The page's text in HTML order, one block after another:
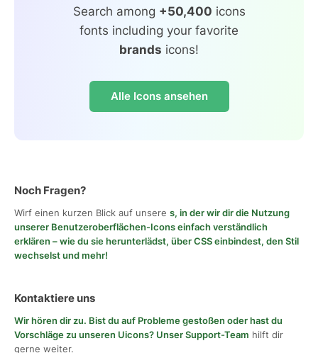
Search among +50,400 icons
fonts including your favorite
brands icons!
Alle Icons ansehen
Noch Fragen?
Wirf einen kurzen Blick auf unsere s, in der wir dir die Nutzung
unserer Benutzeroberflächen-Icons einfach verständlich
erklären – wie du sie herunterlädst, über CSS einbindest, den Stil
wechselst und mehr!
Kontaktiere uns
Wir hören dir zu. Bist du auf Probleme gestoßen oder hast du
Vorschläge zu unseren Uicons? Unser Support-Team hilft dir
gerne weiter.